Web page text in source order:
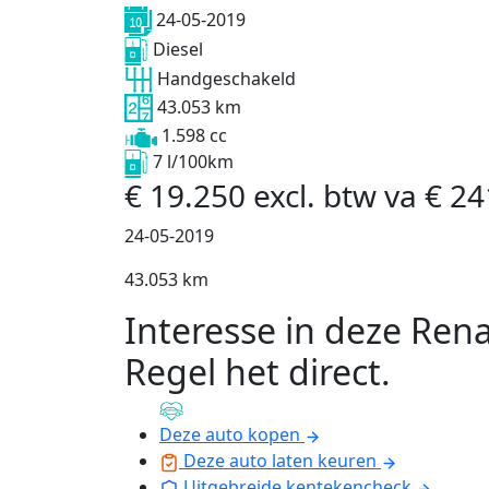
24-05-2019
Diesel
Handgeschakeld
43.053 km
1.598 cc
7 l/100km
€ 19.250 excl. btwva €
24-05-2019
43.053 km
Interesse in deze
Regel het direct.
Deze auto kopen
Deze auto laten keuren